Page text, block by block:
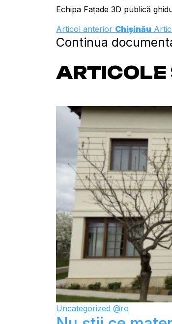
Echipa Fațade 3D publică
Articol anterior Chișinău
Continua
Uncategorized @ro